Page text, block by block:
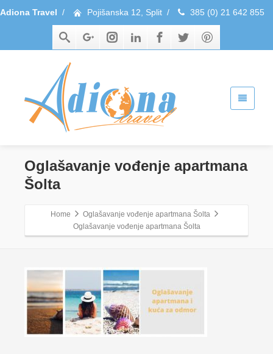
Adiona Travel / Pojišanska 12, Split / 385 (0) 21 642 855
Oglašavanje vođenje apartmana
Šolta
Home
Oglašavanje vođenje apartmana Šolta
Oglašavanje vođenje apartmana Šolta